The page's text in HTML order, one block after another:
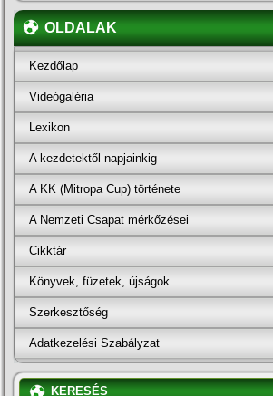
OLDALAK
Kezdőlap
Videógaléria
Lexikon
A kezdetektől napjainkig
A KK (Mitropa Cup) története
A Nemzeti Csapat mérkőzései
Cikktár
Könyvek, füzetek, újságok
Szerkesztőség
Adatkezelési Szabályzat
KERESÉS